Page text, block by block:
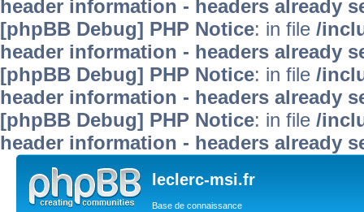
header information - headers already
[phpBB Debug] PHP Notice: in file /
header information - headers already
[phpBB Debug] PHP Notice: in file /
header information - headers already
[phpBB Debug] PHP Notice: in file /
header information - headers already
leclerc-msi.fr
Base de connaissance